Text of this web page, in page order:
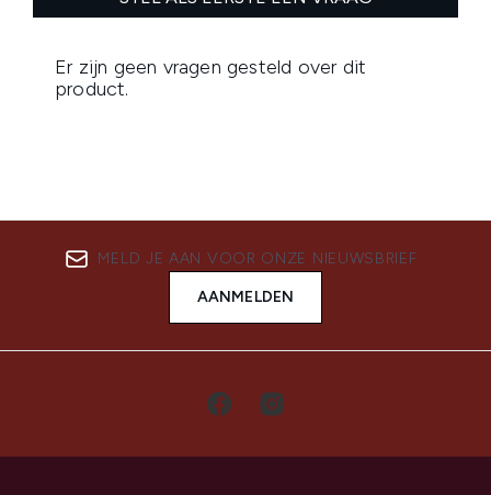
MELD JE AAN VOOR ONZE NIEUWSBRIEF
AANMELDEN